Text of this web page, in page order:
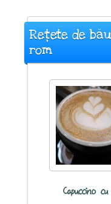
Rețete de
rom
Capuccino